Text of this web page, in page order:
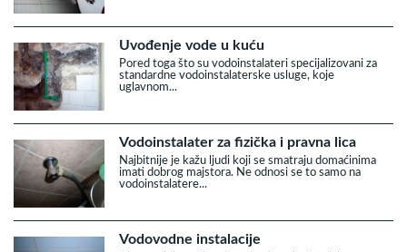
Uvođenje vode u kuću
Pored toga što su vodoinstalateri specijalizovani za
standardne vodoinstalaterske usluge, koje
uglavnom...
Vodoinstalater za fizička i pravna lica
Najbitnije je kažu ljudi koji se smatraju domaćinima
imati dobrog majstora. Ne odnosi se to samo na
vodoinstalatere...
Vodovodne instalacije